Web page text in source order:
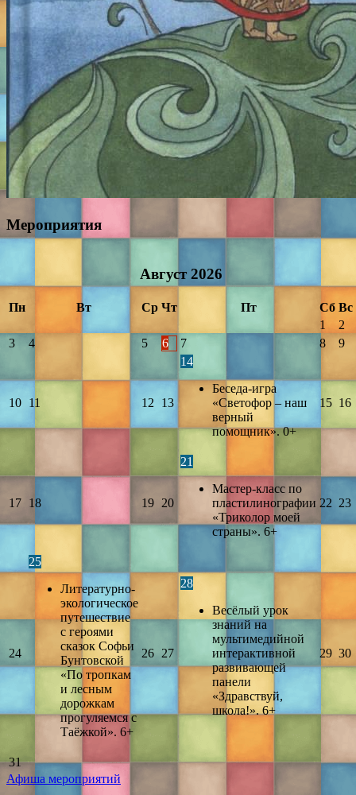
Мероприятия
Август 2026
Пн Вт Ср Чт Пт Сб Вс
1
2
3
4 5 6 7 8 9
10 11 12 13
14
Беседа-игра
«Светофор – наш
верный
помощник». 0+
15 16
17 18 19 20
21
Мастер-класс по
пластилинографии
«Триколор моей
страны». 6+
22 23
24
25
Литературно-
экологическое
путешествие
с героями
сказок Софьи
Бунтовской
«По тропкам
и лесным
дорожкам
прогуляемся с
Таёжкой». 6+
26 27
28
Весёлый урок
знаний на
мультимедийной
интерактивной
развивающей
панели
«Здравствуй,
школа!». 6+
29 30
31
Афиша мероприятий